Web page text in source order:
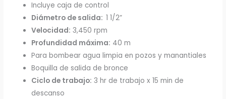
Incluye caja de control
Diámetro de salida:1 1/2”
Velocidad: 3,450 rpm
Profundidad máxima: 40 m
Para bombear agua limpia en pozos y manantiales
Boquilla de salida de bronce
Ciclo de trabajo: 3 hr de trabajo x 15 min de
descanso